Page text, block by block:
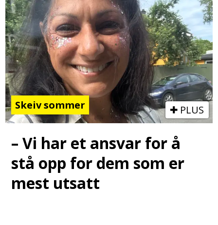
Skeiv sommer PLUS
– Vi har et ansvar for å
stå opp for dem som er
mest utsatt